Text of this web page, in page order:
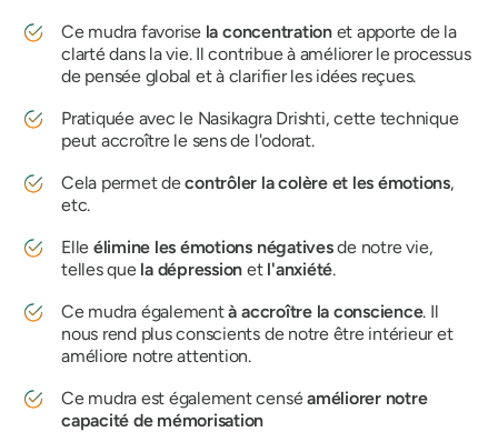
Ce mudra favorise la concentrationet apporte de la
clarté dans la vie. Il contribue à améliorer le processus
de pensée global et à clarifier les idées reçues.
Pratiquée avec le Nasikagra Drishti, cette technique
peut accroître le sens de l'odorat.
Cela permet decontrôler la colère et les émotions,
etc.
Elle élimine les émotions négativesde notre vie,
telles que la dépression et l'anxiété.
Ce mudra égalementà accroître la conscience. Il
nous rend plus conscients de notre être intérieur et
améliore notre attention.
Ce mudra est également censéaméliorer notre
capacité de mémorisation